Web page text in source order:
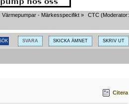
Värmepumpar - Märkesspecifikt » CTC(Moderator:
SVARA SKICKA ÄMNET SKRIV UT
Citera